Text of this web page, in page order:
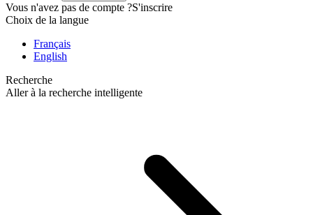
Vous n'avez pas de compte ?S'inscrire
Choix de la langue
Français
English
Recherche
Aller à la recherche intelligente